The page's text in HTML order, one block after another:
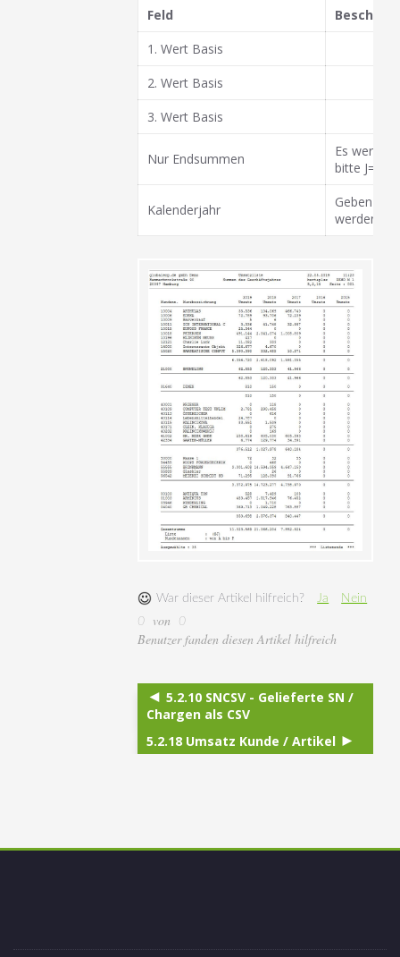
Feld
1. Wert Basis
2. Wert Basis
3. Wert Basis
Nur Endsummen
Es
bitte J=Ja
Kalenderjahr
Geben Sie
werden
War dieser Artikel hilfreich? Ja
Nein
0
von 0
Benutzer fanden diesen Artikel hilfreich
5.2.10 SNCSV - Gelieferte SN /
Chargen als CSV
5.2.18 Umsatz Kunde / Artikel